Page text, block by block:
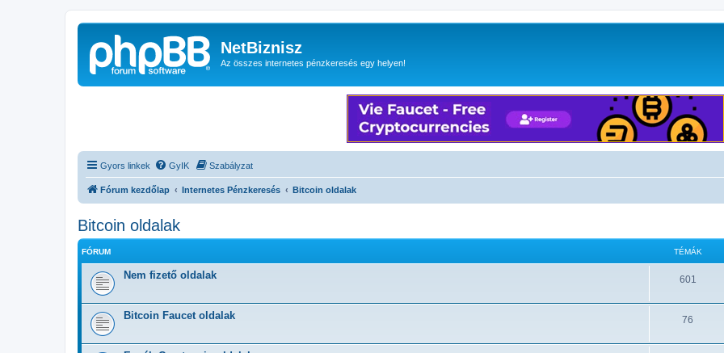
NetBiznisz
Az összes internetes pénzkeresés egy helyen!
Gyors linkek GyIK Szabályzat
Fórum kezdőlap Internetes Pénzkeresés Bitcoin oldalak
Bitcoin oldalak
FÓRUM TÉMÁK
Nem fizető oldalak 601
Bitcoin Faucet oldalak 76